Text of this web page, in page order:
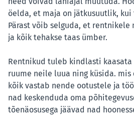
öelda, et maja on jätkusuutlik, kui
Pärast võib selguda, et rentnikele
ja kõik tehakse taas ümber.
Rentnikud tuleb kindlasti
ruume neile luua ning küsida.
kõik vastab nende ootustele ja
nad keskenduda oma
tõenäosusega jäävad nad